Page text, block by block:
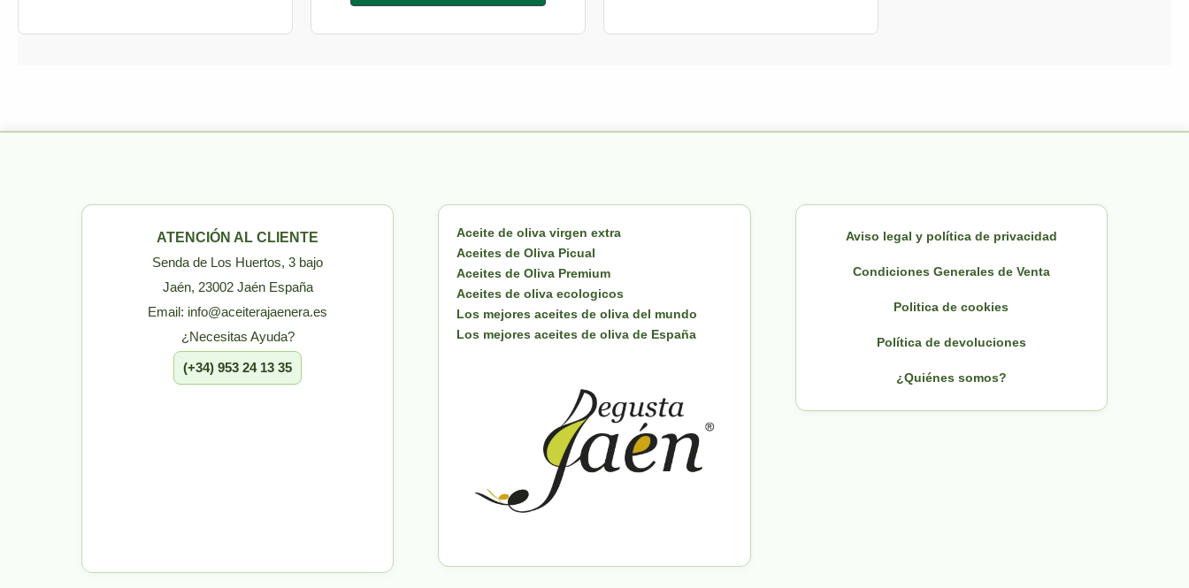
ATENCIÓN AL CLIENTE
Senda de Los Huertos, 3 bajo
Jaén, 23002 Jaén España
Email: info@aceiterajaenera.es
¿Necesitas Ayuda?
(+34) 953 24 13 35
Aceite de oliva virgen extra
Aceites de Oliva Picual
Aceites de Oliva Premium
Aceites de oliva ecologicos
Los mejores aceites de oliva del mundo
Los mejores aceites de oliva de España
Aviso legal y política de privacidad
Condiciones Generales de Venta
Politica de cookies
Política de devoluciones
¿Quiénes somos?